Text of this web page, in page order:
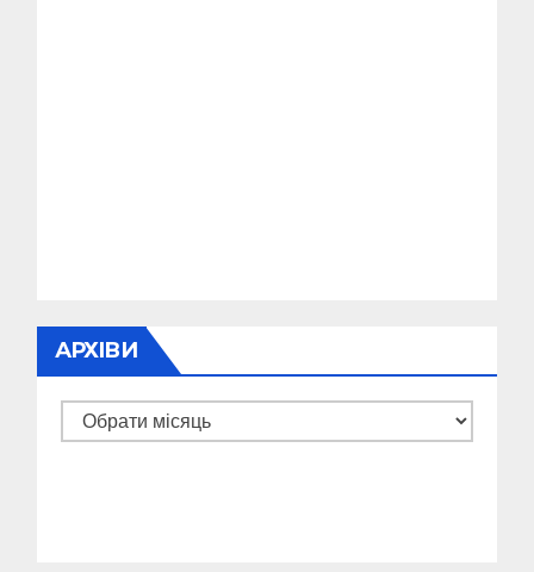
АРХІВИ
Архіви